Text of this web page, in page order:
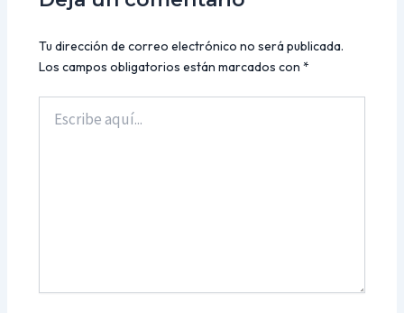
Tu dirección de correo electrónico no será publicada.
Los campos obligatorios están marcados con *
aquí...